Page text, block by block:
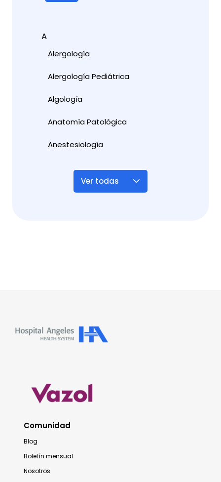
A
Alergología
Alergología Pediátrica
Algología
Anatomía Patológica
Anestesiología
Ver todas
Comunidad
Blog
Boletín mensual
Nosotros